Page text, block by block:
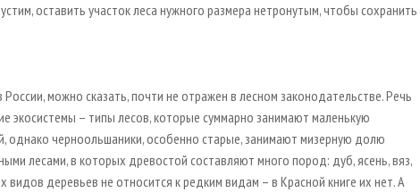
оставить участок леса нужного размера нетронутым, чтобы сохранить
можно сказать, почти не отражен в лесном законодательстве. Речь
экосистемы – типы лесов, которые суммарно занимают маленькую
однако черноольшаники, особенно старые, занимают мизерную долю
лесами, в которых древостой составляют много пород: дуб, ясень, вяз,
видов деревьев не относится к редким видам – в Красной книге их нет. А